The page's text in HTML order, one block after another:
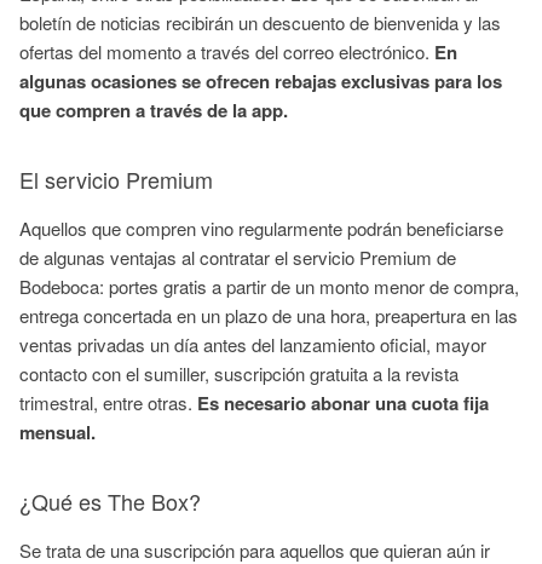
boletín de noticias recibirán un descuento de bienvenida y las
ofertas del momento a través del correo electrónico. En
algunas ocasiones se ofrecen rebajas exclusivas para los
que compren a través de la app.
El servicio Premium
Aquellos que compren vino regularmente podrán beneficiarse
de algunas ventajas al contratar el servicio Premium de
Bodeboca: portes gratis a partir de un monto menor de compra,
entrega concertada en un plazo de una hora, preapertura en las
ventas privadas un día antes del lanzamiento oficial, mayor
contacto con el sumiller, suscripción gratuita a la revista
trimestral, entre otras. Es necesario abonar una cuota fija
mensual.
¿Qué es The Box?
Se trata de una suscripción para aquellos que quieran aún ir